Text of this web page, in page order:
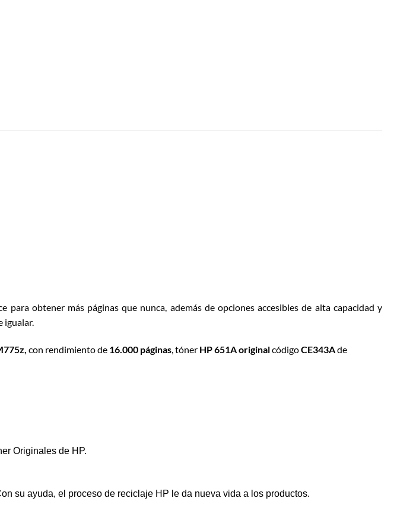
obtener más páginas que nunca, además de opciones accesibles de alta capacidad y
igualar.
con rendimiento de 16.000 páginas, tóner HP 651A originalcódigoCE343Ade
Originales de HP.
su ayuda, el proceso de reciclaje HP le da nueva vida a los productos.